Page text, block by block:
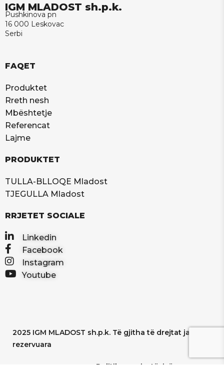
IGM MLADOST sh.p.k.
Pushkinova pn
16 000 Leskovac
Serbi
FAQET
Produktet
Rreth nesh
Mbështetje
Referencat
Lajme
PRODUKTET
TULLA-BLLOQE Mladost
TJEGULLA Mladost
RRJETET SOCIALE
Linkedin
Facebook
Instagram
Youtube
2025 IGM MLADOST sh.p.k. Të gjitha të drejtat janë të
rezervuara
Politika e privatësisë